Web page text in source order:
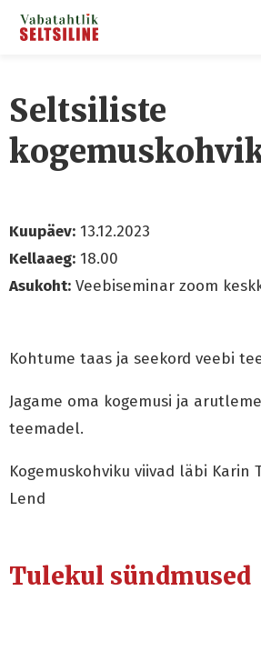
Seltsiliste
Kuupäev: 13.12.2023
Kellaaeg: 18.00
Asukoht: Veebiseminar zoom
Kohtume taas ja seekord veebi
Jagame oma kogemusi ja
teemadel.
Kogemuskohviku viivad läbi Karin
Lend
Tulekul sündmused